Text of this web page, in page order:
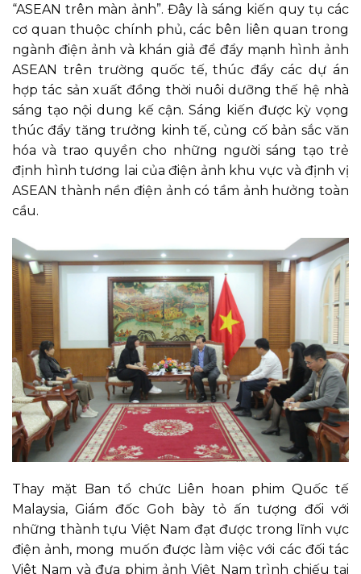
“ASEAN trên màn ảnh”. Đây là sáng kiến quy tụ các
cơ quan thuộc chính phủ, các bên liên quan trong
ngành điện ảnh và khán giả để đẩy mạnh hình ảnh
ASEAN trên trường quốc tế, thúc đẩy các dự án
hợp tác sản xuất đồng thời nuôi dưỡng thế hệ nhà
sáng tạo nội dung kế cận. Sáng kiến ​​được kỳ vọng
thúc đẩy tăng trưởng kinh tế, củng cố bản sắc văn
hóa và trao quyền cho những người sáng tạo trẻ
định hình tương lai của điện ảnh khu vực và định vị
ASEAN thành nền điện ảnh có tầm ảnh hưởng toàn
cầu.
Thay mặt Ban tổ chức Liên hoan phim Quốc tế
Malaysia, Giám đốc Goh bày tỏ ấn tượng đối với
những thành tựu Việt Nam đạt được trong lĩnh vực
điện ảnh, mong muốn được làm việc với các đối tác
Viêt Nam và đưa phim ảnh Việt Nam trình chiếu tại